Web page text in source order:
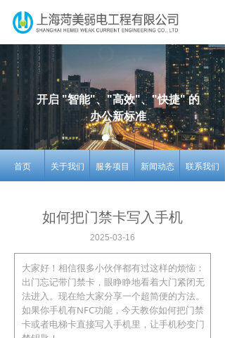
首页 关于我们 服务项目 新闻动态 联系我们
开启 "智能"、"高效"、"快捷"的
办公新标准
如何把门禁卡写入手机
2025-03-16
大家好！相信很多小伙伴都有过这样的烦恼：
出门忘记带门禁卡，眼睁睁地看着大门紧闭无
法进入。现在给大家分享一个超简便的方法。
如果你手机有NFC功能，今天教你如何把门禁
卡或者电梯卡直接写入手机里，让手机秒变门